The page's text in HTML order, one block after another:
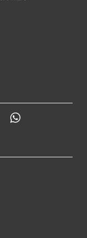
Telegram